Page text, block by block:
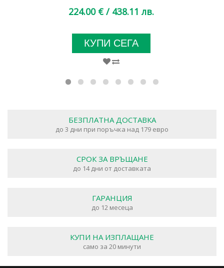
224.00 € / 438.11 лв.
КУПИ СЕГА
БЕЗПЛАТНА ДОСТАВКА
до 3 дни при поръчка над 179 евро
СРОК ЗА ВРЪЩАНЕ
до 14 дни от доставката
ГАРАНЦИЯ
до 12 месеца
КУПИ НА ИЗПЛАЩАНЕ
само за 20 минути